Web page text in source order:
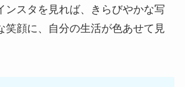
ンスタを見れば、きらびやかな写
笑顔に、自分の生活が色あせて見